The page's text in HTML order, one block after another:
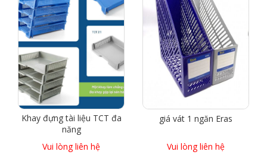
Khay đựng tài liệu TCT đa
năng
Vui lòng liên hệ
giá vát 1 ngăn Eras
Vui lòng liên hệ